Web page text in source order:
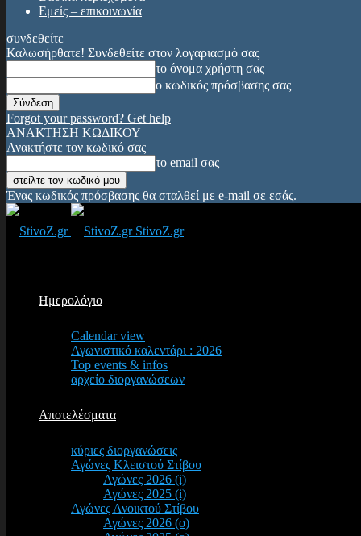
Εμείς – επικοινωνία
συνδεθείτε
Καλωσήρθατε! Συνδεθείτε στον λογαριασμό σας
το όνομα χρήστη σας
ο κωδικός πρόσβασης σας
Forgot your password? Get help
ΑΝΑΚΤΗΣΗ ΚΩΔΙΚΟΥ
Ανακτήστε τον κωδικό σας
το email σας
Ένας κωδικός πρόσβασης θα σταλθεί με e-mail σε εσάς.
StivoZ.gr
Ημερολόγιο
Calendar view
Αγωνιστικό καλεντάρι : 2026
Top events & infos
αρχείο διοργανώσεων
Αποτελέσματα
κύριες διοργανώσεις
Αγώνες Κλειστού Στίβου
Αγώνες 2026 (i)
Αγώνες 2025 (i)
Αγώνες Ανοικτού Στίβου
Αγώνες 2026 (o)